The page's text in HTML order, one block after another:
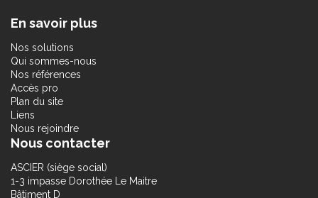
En savoir plus
Nos solutions
Qui sommes-nous
Nos références
Accès pro
Plan du site
Liens
Nous rejoindre
Nous contacter
ASCIER (siège social)
1-3 impasse Dorothée Le Maitre
Bâtiment D